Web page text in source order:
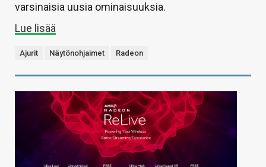
varsinaisia uusia ominaisuuksia.
Lue lisää
Ajurit Näytönohjaimet Radeon